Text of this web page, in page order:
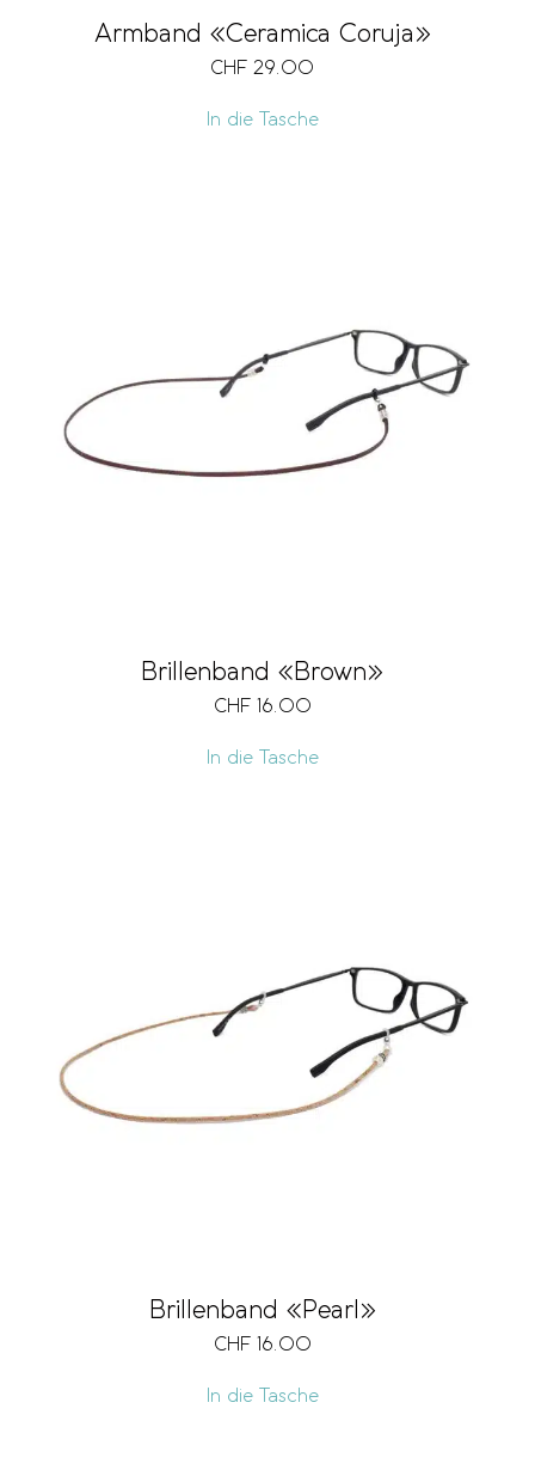
Armband «Ceramica Coruja»
CHF 29.00
In die Tasche
Brillenband «Brown»
CHF 16.00
In die Tasche
Brillenband «Pearl»
CHF 16.00
In die Tasche